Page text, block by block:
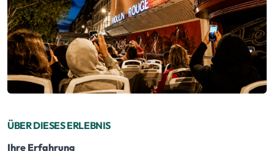
ÜBER DIESES ERLEBNIS
Ihre Erfahrung